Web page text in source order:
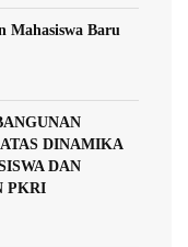
Mahasiswa Baru
DINAMIKA
DAN
PKRI